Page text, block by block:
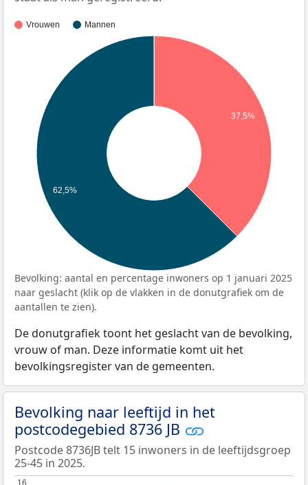
Vrouwen Mannen
37,5%
62,5%
Bevolking: aantal en percentage inwoners op 1 januari 2025
naar geslacht (klik op de vlakken in de donutgrafiek om de
aantallen te zien).
De donutgrafiek toont het geslacht van de bevolking,
vrouw of man. Deze informatie komt uit het
bevolkingsregister van de gemeenten.
Bevolking naar leeftijd in het
postcodegebied 8736 JB
Postcode 8736JB telt 15 inwoners in de leeftijdsgroep
25-45 in 2025.
16
16